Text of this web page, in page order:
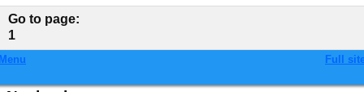
Go to page:
1
Full